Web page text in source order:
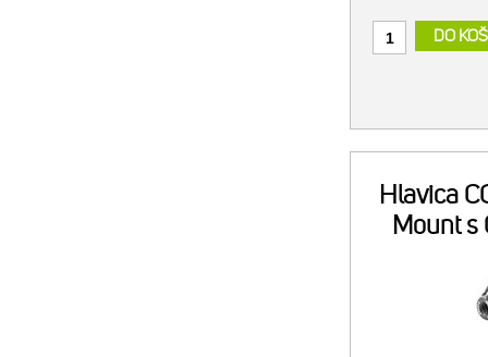
DO
Hlavica
Mount s